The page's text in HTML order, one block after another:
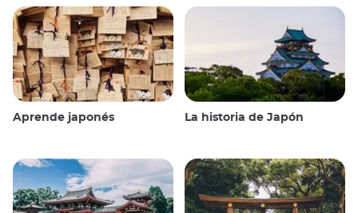
Aprende japonés La historia de Japón